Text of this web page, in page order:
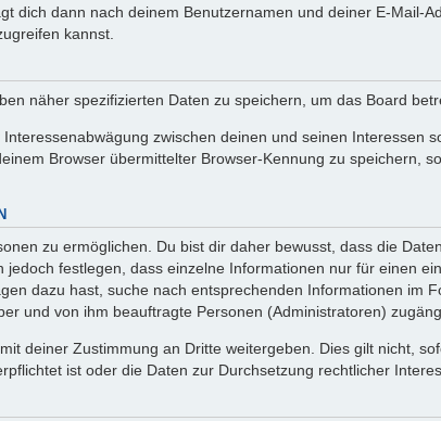
dich dann nach deinem Benutzernamen und deiner E-Mail-
kannst.
näher spezifizierten Daten zu speichern, um das Board
zwischen deinen und seinen Interessen
Browser übermittelter Browser-Kennung zu speichern,
zu ermöglichen. Du bist dir daher bewusst, dass die
festlegen, dass einzelne Informationen nur für einen
dazu hast, suche nach entsprechenden Informationen im
und von ihm beauftragte Personen (Administratoren)
deiner Zustimmung an Dritte weitergeben. Dies gilt nicht,
ist oder die Daten zur Durchsetzung rechtlicher